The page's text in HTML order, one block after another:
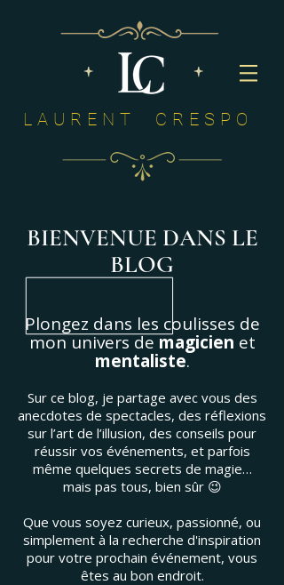
LAURENT CRESPO
BIENVENUE DANS LE
BLOG
Plongez dans les coulisses de
mon univers demagicien et
mentaliste.
Sur ce blog, je partage avec vous des
anecdotes de spectacles, des réflexions
sur l’art de l’illusion, des conseils pour
réussir vos événements, et parfois
même quelques secrets de magie…
mais pas tous, bien sûr 😉
Que vous soyez curieux, passionné, ou
simplement à la recherche d'inspiration
pour votre prochain événement, vous
êtes au bon endroit.